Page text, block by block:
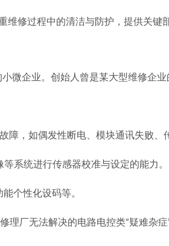
维修过程中的清洁与防护，提供关键
微企业。创始人曾是某大型维修企
障，如偶发性断电、模块通讯失败、
系统进行传感器校准与设定的能力。
个性化设码等。
理厂无法解决的电路电控类“疑难杂症”